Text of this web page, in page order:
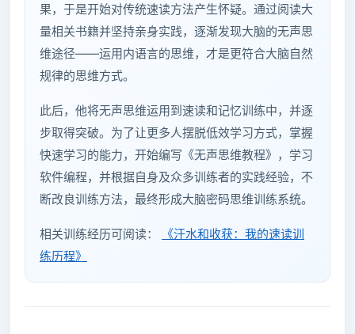
果，于是开始对传统速读方法产生怀疑。通过阅读大
量相关书籍并坚持亲身实践，逐渐发现大脑的无声思
维途径——运用内语言的思维，才是更符合大脑自然
规律的思维方式。
此后，他将无声思维运用到速读和记忆训练中，并逐
步取得突破。为了让更多人摆脱低效学习方式，掌握
快速学习的能力，开始编写《无声思维教程》，学习
软件编程，并根据自身及众多训练者的实践经验，不
断改良训练方法，最终形成大脑密码思维训练系统。
相关训练经历可阅读：
《汗水和收获：我的速读训
练历程》